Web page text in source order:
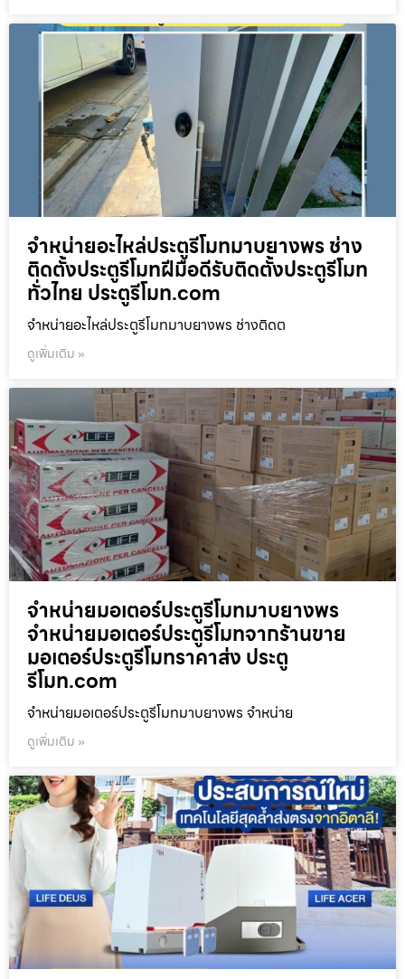
จำหน่ายอะไหล่ประตูรีโมทมาบยางพร ช่าง
ติดตั้งประตูรีโมทฝีมือดีรับติดตั้งประตูรีโมท
ทั่วไทย ประตูรีโมท.com
จำหน่ายอะไหล่ประตูรีโมทมาบยางพร ช่างติดต
ดูเพิ่มเติม »
จำหน่ายมอเตอร์ประตูรีโมทมาบยางพร
จำหน่ายมอเตอร์ประตูรีโมทจากร้านขาย
มอเตอร์ประตูรีโมทราคาส่ง ประตู
รีโมท.com
จำหน่ายมอเตอร์ประตูรีโมทมาบยางพร จำหน่าย
ดูเพิ่มเติม »